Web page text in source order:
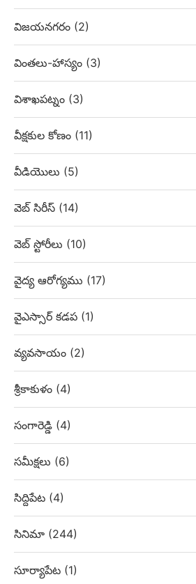
విజయనగరం (2)
వింతలు-హాస్యం (3)
విశాఖపట్నం (3)
వీక్షకుల కోణం (11)
వీడియొలు (5)
వెబ్‌ సిరీస్ (14)
వెబ్ స్టోరీలు (10)
వైద్య ఆరోగ్యము (17)
వైఎస్సార్ కడప (1)
వ్యవసాయం (2)
శ్రీకాకుళం (4)
సంగారెడ్డి (4)
సమీక్షలు (6)
సిద్దిపేట (4)
సినిమా (244)
సూర్యాపేట (1)